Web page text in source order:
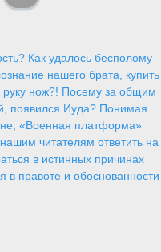
Как удалось бесполому
нашего брата, купить
руку нож?! Посему за общим
появился Иуда? Понимая
«Военная платформа»
читателям ответить на
в истинных причинах
в правоте и обоснованности